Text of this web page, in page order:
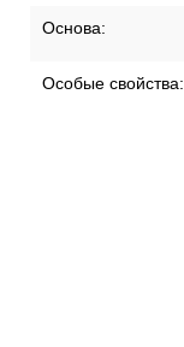
Основа:
Особые свойства: